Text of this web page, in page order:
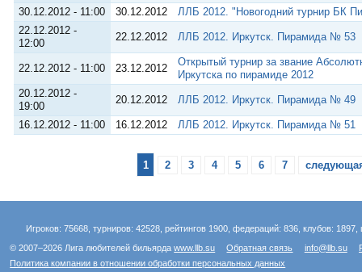
30.12.2012 - 11:00 30.12.2012
ЛЛБ 2012. "Новогодний турнир БК
22.12.2012 -
12:00
22.12.2012 ЛЛБ 2012. Иркутск. Пирамида № 53
22.12.2012 - 11:00 23.12.2012
Открытый турнир за звание
Иркутска по пирамиде 2012
20.12.2012 -
19:00
20.12.2012 ЛЛБ 2012. Иркутск. Пирамида № 49
16.12.2012 - 11:00 16.12.2012 ЛЛБ 2012. Иркутск. Пирамида № 51
1 2 3 4 5 6 7
Игроков: 75668, турниров: 42528, рейтингов 1900, федераций: 836, клубов:
© 2007–2026 Лига любителей бильярдаwww.llb.su Обратная связь info@llb.su
Политика компании в отношении обработки персональных данных